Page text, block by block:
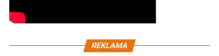
REKLAMA